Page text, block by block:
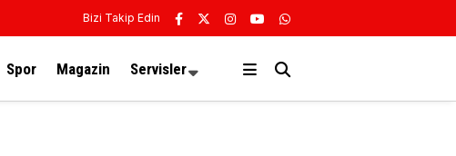
Bizi Takip Edin
Spor Magazin Servisler